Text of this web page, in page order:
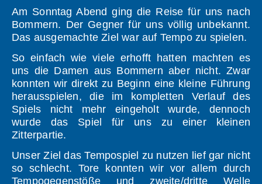
Am Sonntag Abend ging die Reise für uns nach
Bommern. Der Gegner für uns völlig unbekannt.
Das ausgemachte Ziel war auf Tempo zu spielen.
So einfach wie viele erhofft hatten machten es
uns die Damen aus Bommern aber nicht. Zwar
konnten wir direkt zu Beginn eine kleine Führung
herausspielen, die im kompletten Verlauf des
Spiels nicht mehr eingeholt wurde, dennoch
wurde das Spiel für uns zu einer kleinen
Zitterpartie.
Unser Ziel das Tempospiel zu nutzen lief gar nicht
so schlecht. Tore konnten wir vor allem durch
Tempogegenstöße und zweite/dritte Welle